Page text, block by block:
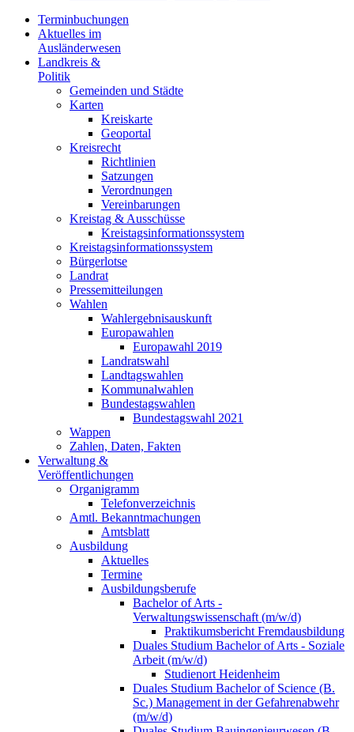
Terminbuchungen
Aktuelles im
Ausländerwesen
Landkreis &
Politik
Gemeinden und Städte
Karten
Kreiskarte
Geoportal
Kreisrecht
Richtlinien
Satzungen
Verordnungen
Vereinbarungen
Kreistag & Ausschüsse
Kreistagsinformationssystem
Kreistagsinformationssystem
Bürgerlotse
Landrat
Pressemitteilungen
Wahlen
Wahlergebnisauskunft
Europawahlen
Europawahl 2019
Landratswahl
Landtagswahlen
Kommunalwahlen
Bundestagswahlen
Bundestagswahl 2021
Wappen
Zahlen, Daten, Fakten
Verwaltung &
Veröffentlichungen
Organigramm
Telefonverzeichnis
Amtl. Bekanntmachungen
Amtsblatt
Ausbildung
Aktuelles
Termine
Ausbildungsberufe
Bachelor of Arts -
Verwaltungswissenschaft (m/w/d)
Praktikumsbericht Fremdausbildung
Duales Studium Bachelor of Arts - Soziale
Arbeit (m/w/d)
Studienort Heidenheim
Duales Studium Bachelor of Science (B.
Sc.) Management in der Gefahrenabwehr
(m/w/d)